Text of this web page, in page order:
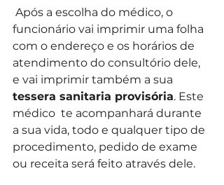
funcionário vai imprimir uma folha
com o endereço e os horários de
atendimento do consultório dele,
e vai imprimir também a sua
tessera sanitaria provisória. Este
médico  te acompanhará durante
a sua vida, todo e qualquer tipo de
procedimento, pedido de exame
ou receita será feito através dele.